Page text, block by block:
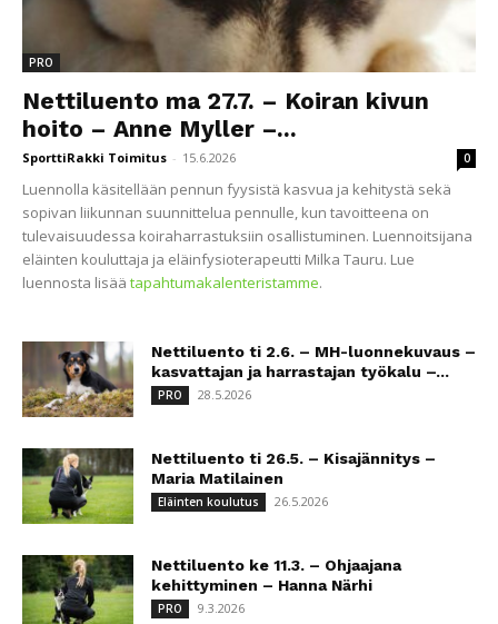
PRO
Nettiluento ma 27.7. – Koiran kivun
hoito – Anne Myller –...
SporttiRakki Toimitus - 15.6.2026 0
Luennolla käsitellään pennun fyysistä kasvua ja kehitystä sekä
sopivan liikunnan suunnittelua pennulle, kun tavoitteena on
tulevaisuudessa koiraharrastuksiin osallistuminen. Luennoitsijana
eläinten kouluttaja ja eläinfysioterapeutti Milka Tauru. Lue
luennosta lisää tapahtumakalenteristamme.
Nettiluento ti 2.6. – MH-luonnekuvaus –
kasvattajan ja harrastajan työkalu –...
PRO 28.5.2026
Nettiluento ti 26.5. – Kisajännitys –
Maria Matilainen
Eläinten koulutus 26.5.2026
Nettiluento ke 11.3. – Ohjaajana
kehittyminen – Hanna Närhi
PRO 9.3.2026